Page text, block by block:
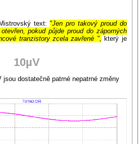
text: "Jen pro takový proud do
pokud půjde proud do záporných
tranzistory zcela zavřené ", který je
10µV
jsou dostatečně patrné nepatrné změny